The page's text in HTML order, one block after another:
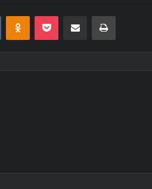
VKontakteOdnoklassniki
Pocket E-Posta ile paylaş Yazdır